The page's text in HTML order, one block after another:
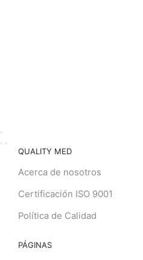
QUALITY MED
Acerca de nosotros
Certificación ISO 9001
Política de Calidad
PÁGINAS